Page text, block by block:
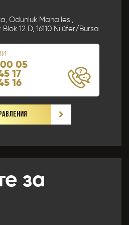
Odunluk Mahallesi,
12 D, 16110 Nilüfer/Bursa
05
17
16
за
için bir sebep olanağını
beyan ederim.